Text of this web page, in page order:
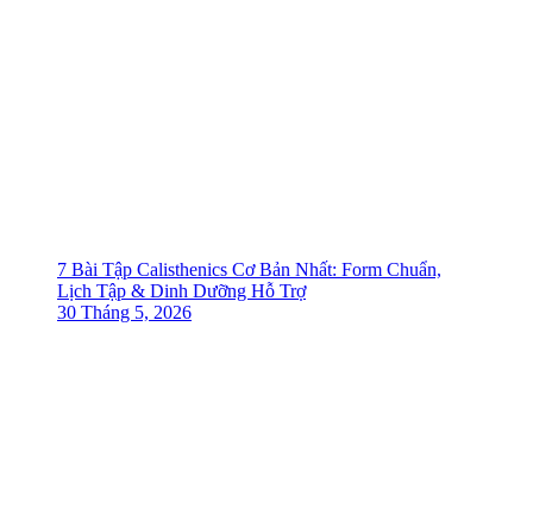
7 Bài Tập Calisthenics Cơ Bản Nhất: Form Chuẩn,
Lịch Tập & Dinh Dưỡng Hỗ Trợ
30 Tháng 5, 2026